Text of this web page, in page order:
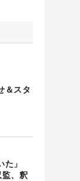
＆スタ
」
監、釈